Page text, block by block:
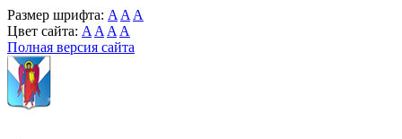
Размер шрифта: A A A
Цвет сайта: A A A A
Полная версия сайта